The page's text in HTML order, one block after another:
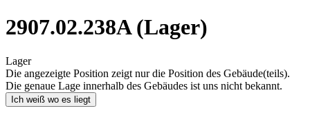
2907.02.238A (Lager)
Lager
Die angezeigte Position zeigt nur die Position des Gebäude(teils).
Die genaue Lage innerhalb des Gebäudes ist uns nicht bekannt.
Ich weiß wo es liegt